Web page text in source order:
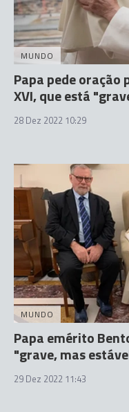
MUNDO
Papa pede oração
XVI, que está
28 Dez 2022 10:29
MUNDO
Papa emérito
"grave, mas
29 Dez 2022 11:43